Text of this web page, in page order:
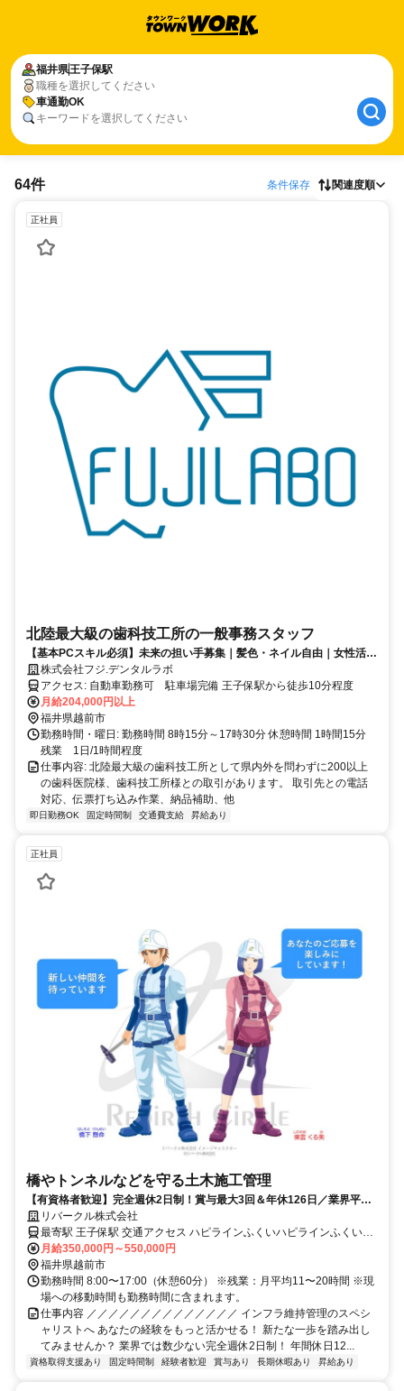
福井県王子保駅
職種を選択してください
車通勤OK
キーワードを選択してください
64件 条件保存 関連度順
正社員
北陸最大級の歯科技工所の一般事務スタッフ
【基本PCスキル必須】未来の担い手募集｜髪色・ネイル自由｜女性活躍
中！月1土曜日出勤あり｜賞与年2回あり
株式会社フジ.デンタルラボ
アクセス: 自動車勤務可 駐車場完備 王子保駅から徒歩10分程度
月給204,000円以上
福井県越前市
勤務時間・曜日: 勤務時間 8時15分～17時30分 休憩時間 1時間15分
残業 1日/1時間程度
仕事内容: 北陸最大級の歯科技工所として県内外を問わずに200以上
の歯科医院様、歯科技工所様との取引があります。 取引先との電話
対応、伝票打ち込み作業、納品補助、他
即日勤務OK 固定時間制 交通費支給 昇給あり
正社員
橋やトンネルなどを守る土木施工管理
【有資格者歓迎】完全週休2日制！賞与最大3回＆年休126日／業界平均
超えの給与水準／転勤なし！
リバークル株式会社
最寄駅 王子保駅 交通アクセス ハピラインふくいハピラインふくい線
「王子保駅」より車で2分・徒歩13分 ✓車通勤OK ✓バイク通勤OK
✓転勤なし
月給350,000円～550,000円
福井県越前市
勤務時間 8:00〜17:00（休憩60分） ※残業：月平均11〜20時間 ※現
場への移動時間も勤務時間に含まれます。
仕事内容 ／／／／／／／／／／／／／／ インフラ維持管理のスペシ
ャリストへ あなたの経験をもっと活かせる！ 新たな一歩を踏み出し
てみませんか？ 業界では数少ない完全週休2日制！ 年間休日12...
資格取得支援あり 固定時間制 経験者歓迎 賞与あり 長期休暇あり 昇給あり